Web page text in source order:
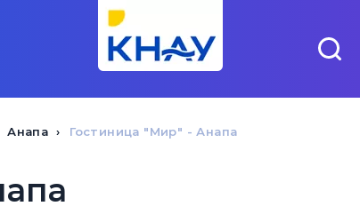
Анапа Гостиница "Мир" - Анапа